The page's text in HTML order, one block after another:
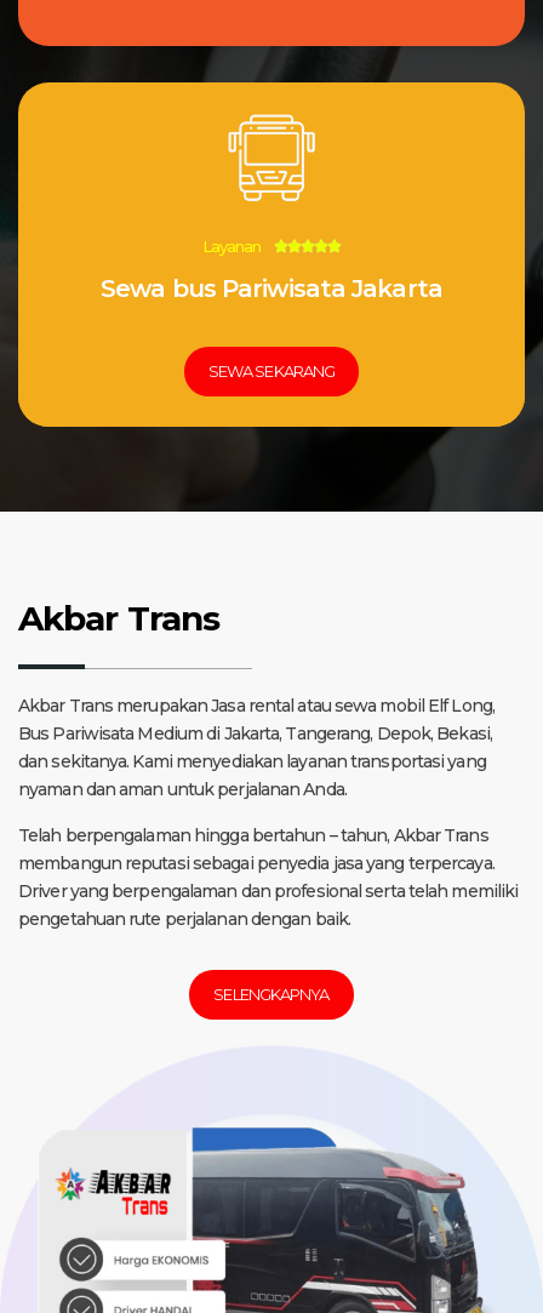
Layanan 5/5
Sewa bus Pariwisata Jakarta
SEWA SEKARANG
Akbar Trans
Akbar Trans merupakan Jasa rental atau sewa mobil Elf Long,
Bus Pariwisata Medium di Jakarta, Tangerang, Depok, Bekasi,
dan sekitanya. Kami menyediakan layanan transportasi yang
nyaman dan aman untuk perjalanan Anda.
Telah berpengalaman hingga bertahun – tahun, Akbar Trans
membangun reputasi sebagai penyedia jasa yang terpercaya.
Driver yang berpengalaman dan profesional serta telah memiliki
pengetahuan rute perjalanan dengan baik.
SELENGKAPNYA